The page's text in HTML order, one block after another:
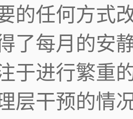
的任何方式
了每月的安
于进行繁重
层干预的情